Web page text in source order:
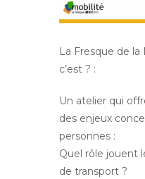
La Fresque de
c’est ? :
Un atelier qui
des enjeux
personnes :
Quel rôle jouent
de transport ?